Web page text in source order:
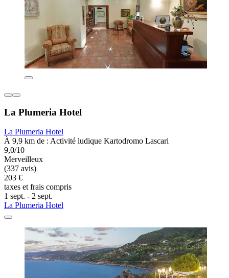
La Plumeria Hotel
La Plumeria Hotel
À 9,9 km de : Activité ludique Kartodromo Lascari
9,0/10
Merveilleux
(337 avis)
203 €
taxes et frais compris
1 sept. - 2 sept.
La Plumeria Hotel